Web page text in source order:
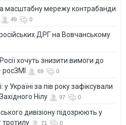
масштабну мережу контрабанди
49 0
ДРГ на Вовчанському
хочуть знизити вимоги до
69 0
Україні за пів року зафіксували
Нілу
97 0
дивізіону підозрюють у
тротилу
71 0